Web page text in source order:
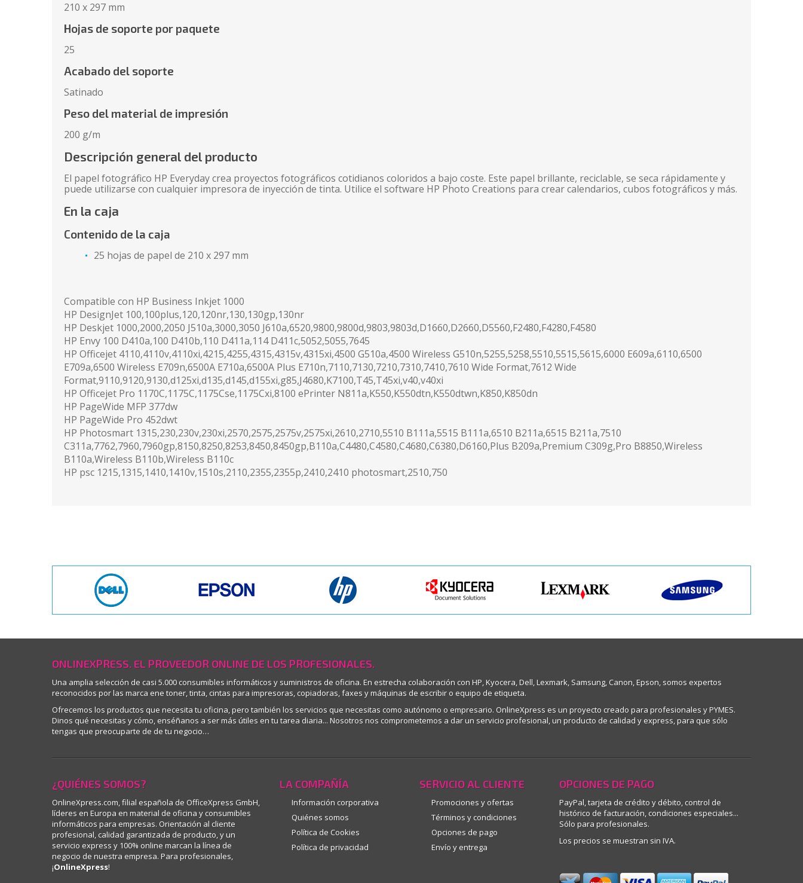
210 x 297 mm
Hojas de soporte por paquete
25
Acabado del soporte
Satinado
Peso del material de impresión
200 g/m
Descripción general del producto
El papel fotográfico HP Everyday crea proyectos fotográficos cotidianos coloridos a bajo coste. Este papel brillante, reciclable, se seca rápidamente y
puede utilizarse con cualquier impresora de inyección de tinta. Utilice el software HP Photo Creations para crear calendarios, cubos fotográficos y más.
En la caja
Contenido de la caja
25 hojas de papel de 210 x 297 mm
Compatible con HP Business Inkjet 1000
HP DesignJet 100,100plus,120,120nr,130,130gp,130nr
HP Deskjet 1000,2000,2050 J510a,3000,3050 J610a,6520,9800,9800d,9803,9803d,D1660,D2660,D5560,F2480,F4280,F4580
HP Envy 100 D410a,100 D410b,110 D411a,114 D411c,5052,5055,7645
HP Officejet 4110,4110v,4110xi,4215,4255,4315,4315v,4315xi,4500 G510a,4500 Wireless G510n,5255,5258,5510,5515,5615,6000 E609a,6110,6500
E709a,6500 Wireless E709n,6500A E710a,6500A Plus E710n,7110,7130,7210,7310,7410,7610 Wide Format,7612 Wide
Format,9110,9120,9130,d125xi,d135,d145,d155xi,g85,J4680,K7100,T45,T45xi,v40,v40xi
HP Officejet Pro 1170C,1175C,1175Cse,1175Cxi,8100 ePrinter N811a,K550,K550dtn,K550dtwn,K850,K850dn
HP PageWide MFP 377dw
HP PageWide Pro 452dwt
HP Photosmart 1315,230,230v,230xi,2570,2575,2575v,2575xi,2610,2710,5510 B111a,5515 B111a,6510 B211a,6515 B211a,7510
C311a,7762,7960,7960gp,8150,8250,8253,8450,8450gp,B110a,C4480,C4580,C4680,C6380,D6160,Plus B209a,Premium C309g,Pro B8850,Wireless
B110a,Wireless B110b,Wireless B110c
HP psc 1215,1315,1410,1410v,1510s,2110,2355,2355p,2410,2410 photosmart,2510,750
ONLINEXPRESS. EL PROVEEDOR ONLINE DE LOS PROFESIONALES.
Una amplia selección de casi 5.000 consumibles informáticos y suministros de oficina. En estrecha colaboración con HP, Kyocera, Dell, Lexmark, Samsung, Canon, Epson, somos expertos
reconocidos por las marca ene toner, tinta, cintas para impresoras, copiadoras, faxes y máquinas de escribir o equipo de etiqueta.
Ofrecemos los productos que necesita tu oficina, pero también los servicios que necesitas como autónomo o empresario. OnlineXpress es un proyecto creado para profesionales y PYMES.
Dinos qué necesitas y cómo, enséñanos a ser más útiles en tu tarea diaria... Nosotros nos comprometemos a dar un servicio profesional, un producto de calidad y express, para que sólo
tengas que preocuparte de de tu negocio…
¿QUIÉNES SOMOS?
OnlineXpress.com, filial española de OfficeXpress GmbH,
líderes en Europa en material de oficina y consumibles
informáticos para empresas. Orientación al cliente
profesional, calidad garantizada de producto, y un
servicio express y 100% online marcan la línea de
negocio de nuestra empresa. Para profesionales,
¡OnlineXpress!
LA COMPAÑÍA
Información corporativa
Quiénes somos
Política de Cookies
Política de privacidad
SERVICIO AL CLIENTE
Promociones y ofertas
Términos y condiciones
Opciones de pago
Envío y entrega
OPCIONES DE PAGO
PayPal, tarjeta de crédito y débito, control de
histórico de facturación, condiciones especiales...
Sólo para profesionales.
Los precios se muestran sin IVA.